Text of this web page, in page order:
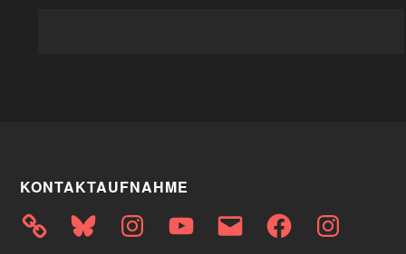
KONTAKTAUFNAHME
Bluesky InstagramYouTubeE-
Mail
FacebookInstagram